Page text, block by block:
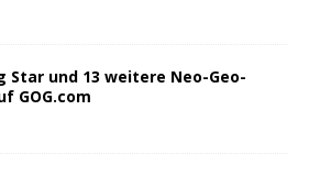
Star und 13 weitere Neo-Geo-
GOG.com